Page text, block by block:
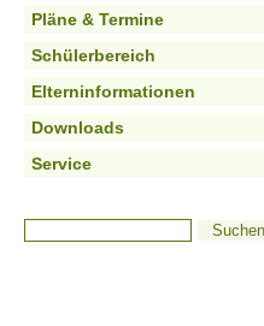
Pläne & Termine
Schülerbereich
Elterninformationen
Downloads
Service